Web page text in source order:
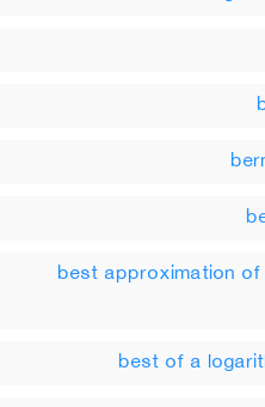
best approximation